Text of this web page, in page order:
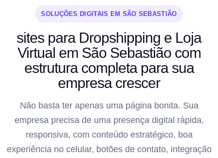
SOLUÇÕES DIGITAIS EM SÃO SEBASTIÃO
sites para Dropshipping e Loja
Virtual em São Sebastião com
estrutura completa para sua
empresa crescer
Não basta ter apenas uma página bonita. Sua
empresa precisa de uma presença digital rápida,
responsiva, com conteúdo estratégico, boa
experiência no celular, botões de contato, integração